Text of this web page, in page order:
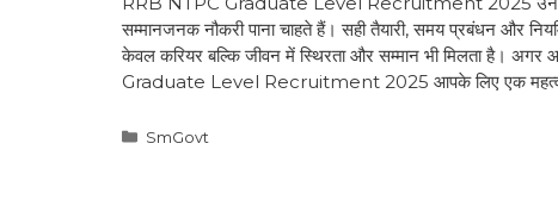
सम्मानजनक नौकरी पाना चाहते हैं। सही तैयारी, समय प्रबंधन और
केवल करियर बल्कि जीवन में स्थिरता और सम्मान भी मिलता है।
Graduate Level Recruitment 2025 आपके लिए एक
Categories
SmGovt